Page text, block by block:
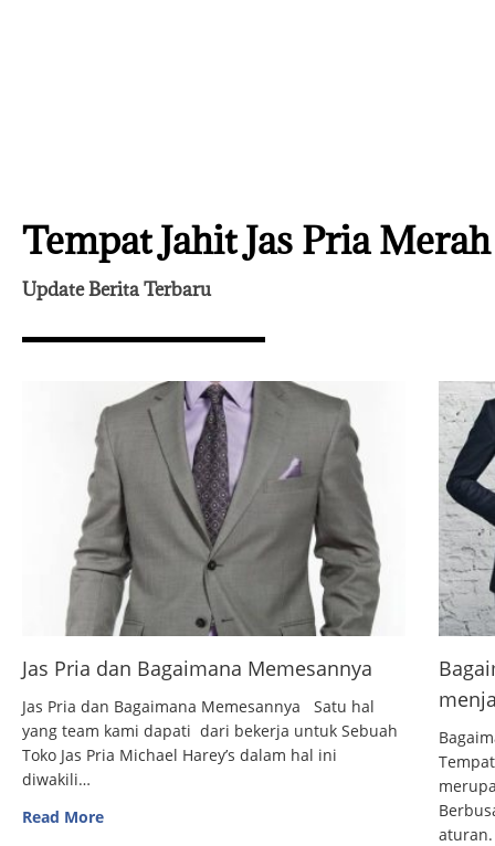
Tempat Jahit Jas Pria
Update Berita Terbaru
Jas Pria dan Bagaimana Memesannya
Jas Pria dan Bagaimana Memesannya Satu hal
yang team kami dapati dari bekerja untuk Sebuah
Toko Jas Pria Michael Harey’s dalam hal ini
diwakili…
Read More